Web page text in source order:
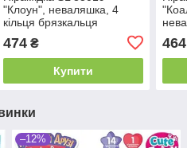
"Клоун", неваляшка, 4
кільця брязкальця
474₴
Купити
464
–12%